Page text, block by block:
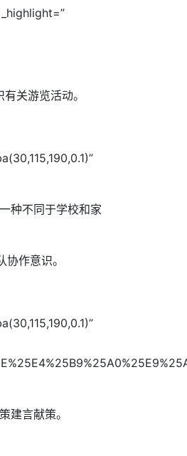
关游览活动。
种不同于学校和家
作意识。
建言献策。